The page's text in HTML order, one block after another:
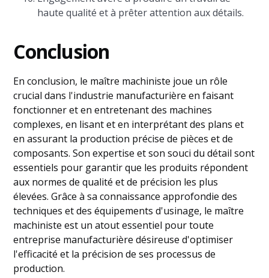
haute qualité et à prêter attention aux détails.
Conclusion
En conclusion, le maître machiniste joue un rôle
crucial dans l'industrie manufacturière en faisant
fonctionner et en entretenant des machines
complexes, en lisant et en interprétant des plans et
en assurant la production précise de pièces et de
composants. Son expertise et son souci du détail sont
essentiels pour garantir que les produits répondent
aux normes de qualité et de précision les plus
élevées. Grâce à sa connaissance approfondie des
techniques et des équipements d'usinage, le maître
machiniste est un atout essentiel pour toute
entreprise manufacturière désireuse d'optimiser
l'efficacité et la précision de ses processus de
production.